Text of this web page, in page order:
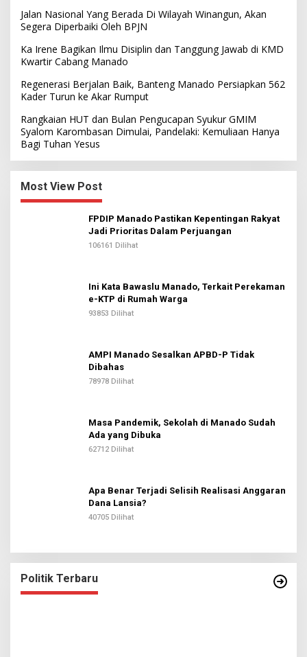
Jalan Nasional Yang Berada Di Wilayah Winangun, Akan
Segera Diperbaiki Oleh BPJN
Ka Irene Bagikan Ilmu Disiplin dan Tanggung Jawab di KMD
Kwartir Cabang Manado
Regenerasi Berjalan Baik, Banteng Manado Persiapkan 562
Kader Turun ke Akar Rumput
Rangkaian HUT dan Bulan Pengucapan Syukur GMIM
Syalom Karombasan Dimulai, Pandelaki: Kemuliaan Hanya
Bagi Tuhan Yesus
Most View Post
FPDIP Manado Pastikan Kepentingan Rakyat
Jadi Prioritas Dalam Perjuangan
106161 Dilihat
Ini Kata Bawaslu Manado, Terkait Perekaman
e-KTP di Rumah Warga
93853 Dilihat
AMPI Manado Sesalkan APBD-P Tidak
Dibahas
78978 Dilihat
Masa Pandemik, Sekolah di Manado Sudah
Ada yang Dibuka
62712 Dilihat
Apa Benar Terjadi Selisih Realisasi Anggaran
Dana Lansia?
40705 Dilihat
Politik Terbaru